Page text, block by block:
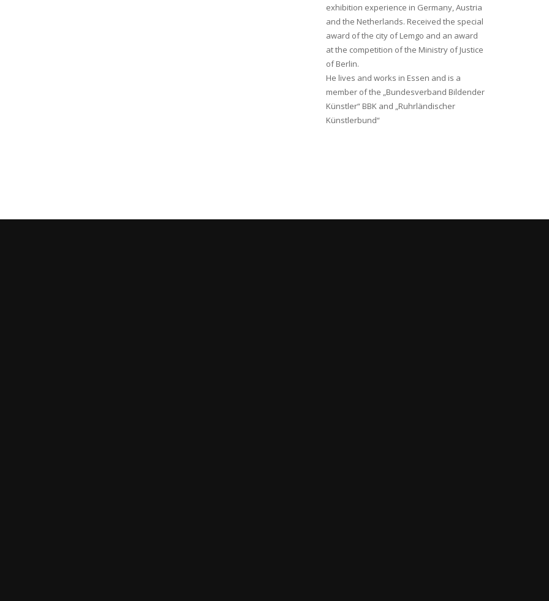
exhibition experience in Germany, Austria
and the Netherlands. Received the special
award of the city of Lemgo and an award
at the competition of the Ministry of Justice
of Berlin.
He lives and works in Essen and is a
member of the „Bundesverband Bildender
Künstler“ BBK and „Ruhrländischer
Künstlerbund“